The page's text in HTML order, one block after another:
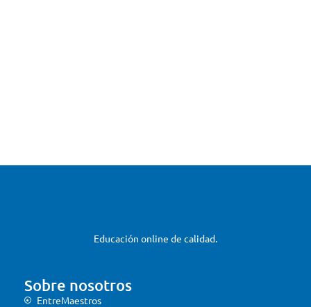
Educación online de calidad.
Sobre nosotros
EntreMaestros